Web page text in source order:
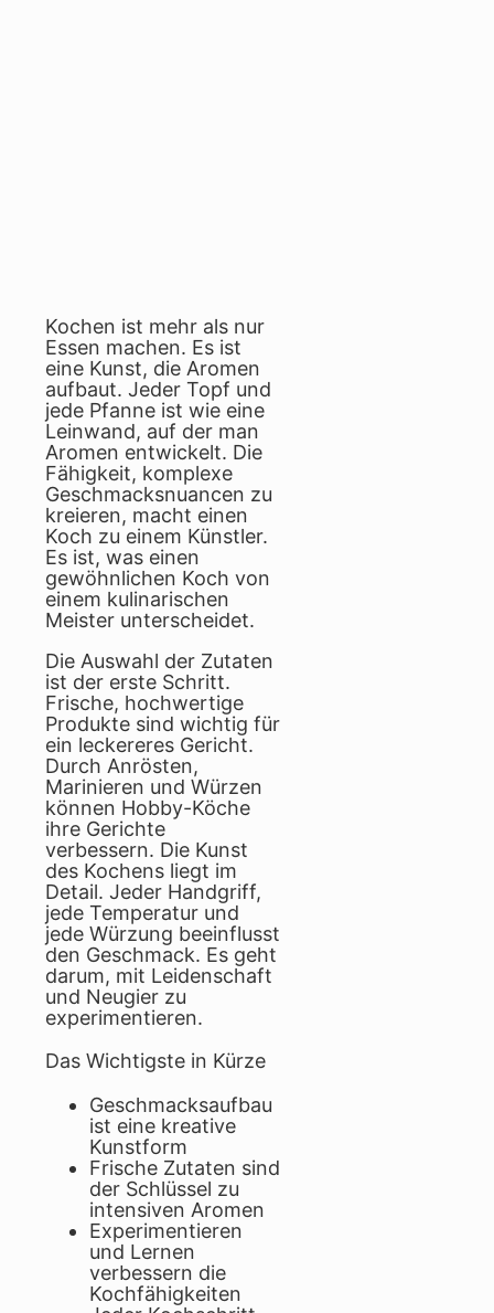
Kochen ist mehr als nur
Essen machen. Es ist
eine Kunst, die Aromen
aufbaut. Jeder Topf und
jede Pfanne ist wie eine
Leinwand, auf der man
Aromen entwickelt. Die
Fähigkeit, komplexe
Geschmacksnuancen zu
kreieren, macht einen
Koch zu einem Künstler.
Es ist, was einen
gewöhnlichen Koch von
einem kulinarischen
Meister unterscheidet.
Die Auswahl der Zutaten
ist der erste Schritt.
Frische, hochwertige
Produkte sind wichtig für
ein leckereres Gericht.
Durch Anrösten,
Marinieren und Würzen
können Hobby-Köche
ihre Gerichte
verbessern. Die Kunst
des Kochens liegt im
Detail. Jeder Handgriff,
jede Temperatur und
jede Würzung beeinflusst
den Geschmack. Es geht
darum, mit Leidenschaft
und Neugier zu
experimentieren.
Das Wichtigste in Kürze
Geschmacksaufbau
ist eine kreative
Kunstform
Frische Zutaten sind
der Schlüssel zu
intensiven Aromen
Experimentieren
und Lernen
verbessern die
Kochfähigkeiten